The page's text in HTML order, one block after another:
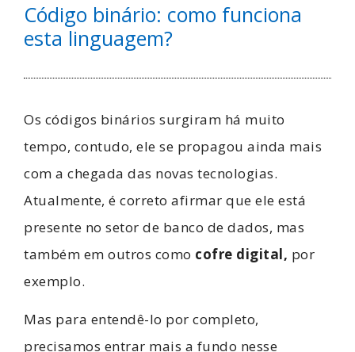
Código binário: como funciona
esta linguagem?
Os códigos binários surgiram há muito
tempo, contudo, ele se propagou ainda mais
com a chegada das novas tecnologias.
Atualmente, é correto afirmar que ele está
presente no setor de banco de dados, mas
também em outros como cofre digital, por
exemplo.
Mas para entendê-lo por completo,
precisamos entrar mais a fundo nesse